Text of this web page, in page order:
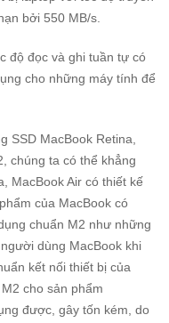
bởi 550 MB/s.
độ đọc và ghi tuần tự có
cho những máy tính để
SSD MacBook Retina,
chúng ta có thể khẳng
MacBook Air có thiết kế
của MacBook có
chuẩn M2 như những
dùng MacBook khi
kết nối thiết bị của
cho sản phẩm
được, gây tốn kém, do